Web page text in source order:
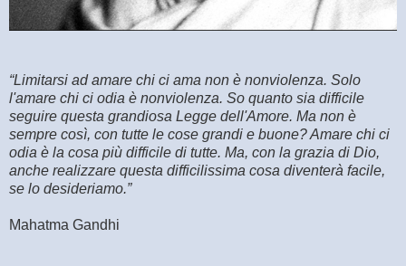
“Limitarsi ad amare chi ci ama non è nonviolenza. Solo
l'amare chi ci odia è nonviolenza. So quanto sia difficile
seguire questa grandiosa Legge dell'Amore. Ma non è
sempre così, con tutte le cose grandi e buone? Amare chi ci
odia è la cosa più difficile di tutte. Ma, con la grazia di Dio,
anche realizzare questa difficilissima cosa diventerà facile,
se lo desideriamo.”
Mahatma Gandhi